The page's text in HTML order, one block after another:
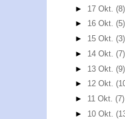
► 17 Okt.(8)
► 16 Okt.(5)
► 15 Okt.(3)
► 14 Okt.(7)
► 13 Okt.(9)
► 12 Okt.
► 11 Okt.(7)
► 10 Okt.